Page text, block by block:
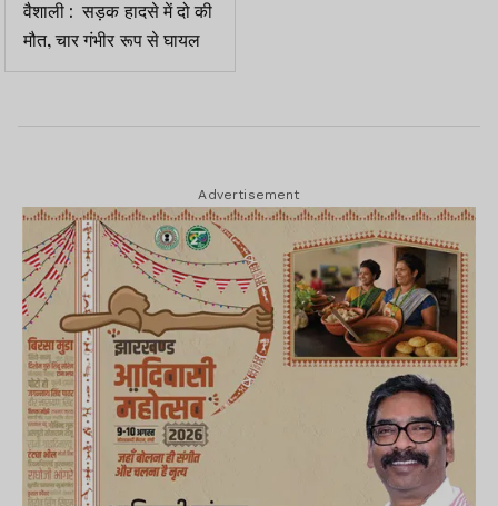
वैशाली : सड़क हादसे में दो की
मौत, चार गंभीर रूप से घायल
Advertisement